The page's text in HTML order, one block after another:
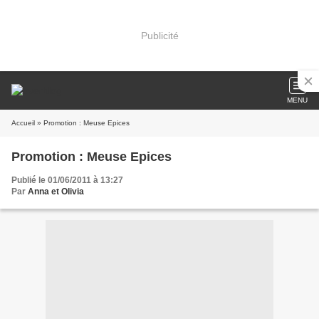
Publicité
MENU
Accueil » Promotion : Meuse Epices
Promotion : Meuse Epices
Publié le 01/06/2011 à 13:27
Par Anna et Olivia